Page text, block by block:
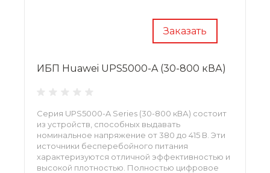
Заказать
ИБП Huawei UPS5000-A (30-800 кВА)
Серия UPS5000-A Series (30-800 кВА) состоит
из устройств, способных выдавать
номинальное напряжение от 380 до 415 В. Эти
источники бесперебойного питания
характеризуются отличной эффективностью и
высокой плотностью. Полностью цифровое